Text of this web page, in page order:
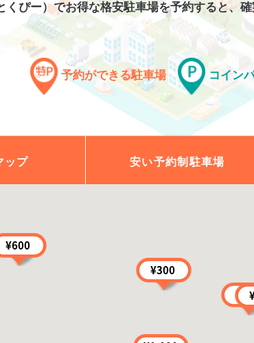
くぴー）でお得な格安駐車場を予約すると、 確
予約ができる駐車場 コイン
ップ 安い予約制 駐車場